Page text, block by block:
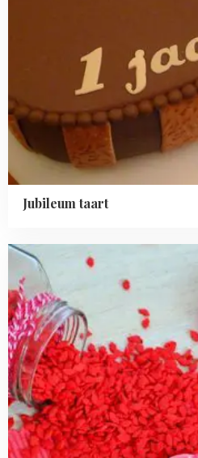
Jubileum taart
Read
more
about
Valentijn
meringue
pops
-
schuim
harten